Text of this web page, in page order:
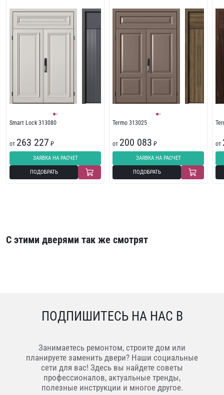
Smart Lock 313080
от 263 227 ₽
ЗАЯВКА НА РАСЧЕТ
ПОДОБРАТЬ
Termo 313025
от 200 083 ₽
ЗАЯВКА НА РАСЧЕТ
ПОДОБРАТЬ
от
С этими дверями так же смотрят
ПОДПИШИТЕСЬ НА НАС В
Занимаетесь ремонтом, строите дом или
планируете заменить двери? Наши социальные
сети для вас! Здесь вы найдете советы
профессионалов, актуальные тренды,
полезные инструкции и многое другое.